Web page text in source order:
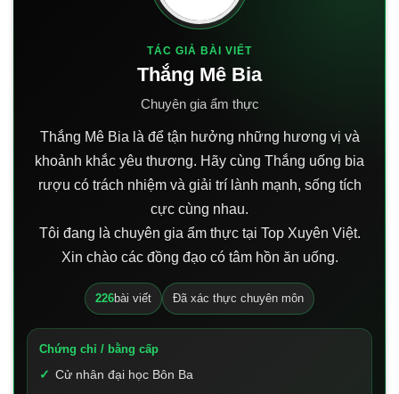
TÁC GIẢ BÀI VIẾT
Thắng Mê Bia
Chuyên gia ẩm thực
Thắng Mê Bia là để tận hưởng những hương vị và
khoảnh khắc yêu thương. Hãy cùng Thắng uống bia
rượu có trách nhiệm và giải trí lành mạnh, sống tích
cực cùng nhau.
Tôi đang là chuyên gia ẩm thực tại Top Xuyên Việt.
Xin chào các đồng đạo có tâm hồn ăn uống.
226bài viết Đã xác thực chuyên môn
Chứng chỉ / bằng cấp
Cử nhân đại học Bôn Ba